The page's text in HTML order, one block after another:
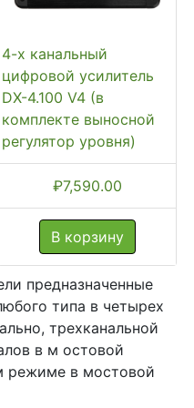
4-х канальный
цифровой усилитель
DX-4.100 V4 (в
комплекте выносной
регулятор уровня)
₽7,590.00
В корзину
предназначенные
типа в четырех
трехканальной
в м остовой
режиме в мостовой